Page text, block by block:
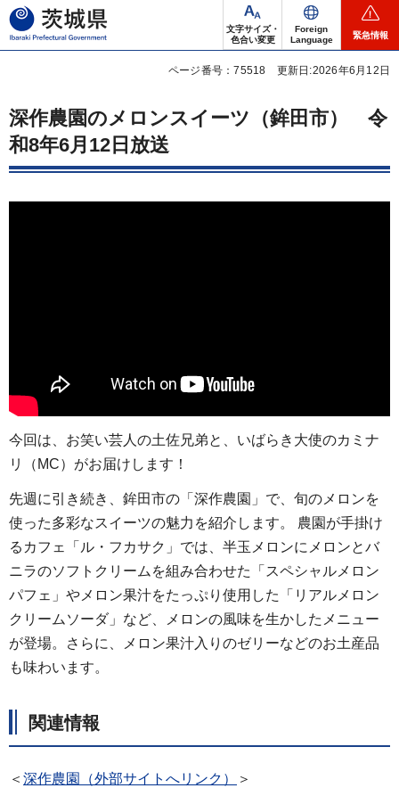
茨城県
文字サイズ・
色合い変更
Foreign
Language
緊急情報
ページ番号：75518 更新日:2026年6月12日
深作農園のメロンスイーツ（鉾田市）
令
和8年6月12日放送
今回は、お笑い芸人の土佐兄弟と、いばらき大使のカミナ
リ（MC）がお届けします！
先週に引き続き、鉾田市の「深作農園」で、旬のメロンを
使った多彩なスイーツの魅力を紹介します。 農園が手掛け
るカフェ「ル・フカサク」では、半玉メロンにメロンとバ
ニラのソフトクリームを組み合わせた「スペシャルメロン
パフェ」やメロン果汁をたっぷり使用した「リアルメロン
クリームソーダ」など、メロンの風味を生かしたメニュー
が登場。さらに、メロン果汁入りのゼリーなどのお土産品
も味わいます。
関連情報
＜ 深作農園（外部サイトへリンク） ＞